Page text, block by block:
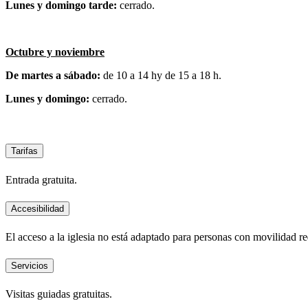
Lunes y domingo tarde: cerrado.
Octubre y noviembre
De martes a sábado: de 10 a 14 hy de 15 a 18 h.
Lunes y domingo: cerrado.
Tarifas
Entrada gratuita.
Accesibilidad
El acceso a la iglesia no está adaptado para personas con movilidad
Servicios
Visitas guiadas gratuitas.